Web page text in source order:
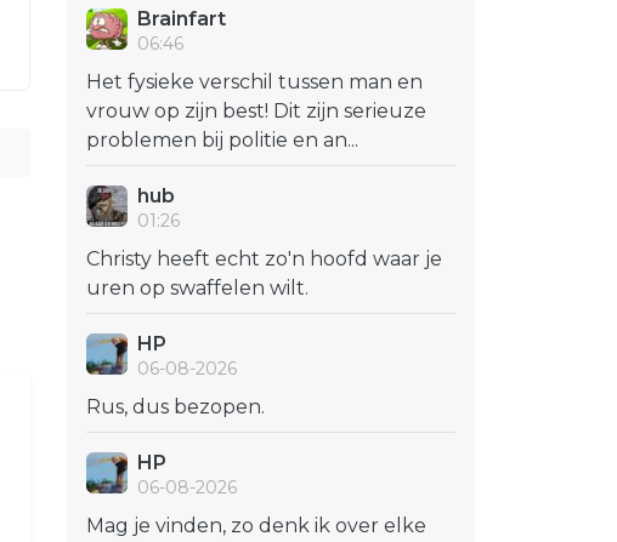
Brainfart
06:46
Het fysieke verschil tussen man en
vrouw op zijn best! Dit zijn serieuze
problemen bij politie en an...
hub
01:26
Christy heeft echt zo'n hoofd waar je
uren op swaffelen wilt.
HP
06-08-2026
Rus, dus bezopen.
HP
06-08-2026
Mag je vinden, zo denk ik over elke